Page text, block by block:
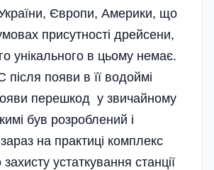
Європи, Америки, що
присутності дрейсени,
унікального в цьому немає.
появи в її водоймі
перешкод у звичайному
був розроблений і
на практиці комплекс
устаткування станції